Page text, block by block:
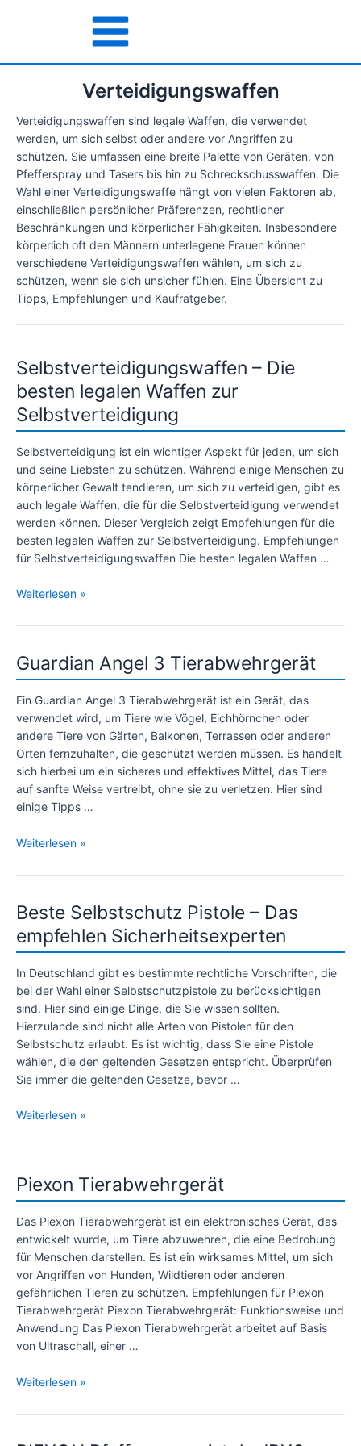
Main
Verteidigungswaffen
Verteidigungswaffen sind legale Waffen, die verwendet
werden, um sich selbst oder andere vor Angriffen zu
schützen. Sie umfassen eine breite Palette von Geräten, von
Pfefferspray und Tasers bis hin zu Schreckschusswaffen. Die
Wahl einer Verteidigungswaffe hängt von vielen Faktoren ab,
einschließlich persönlicher Präferenzen, rechtlicher
Beschränkungen und körperlicher Fähigkeiten. Insbesondere
körperlich oft den Männern unterlegene Frauen können
verschiedene Verteidigungswaffen wählen, um sich zu
schützen, wenn sie sich unsicher fühlen. Eine Übersicht zu
Tipps, Empfehlungen und Kaufratgeber.
Selbstverteidigungswaffen – Die
besten legalen Waffen zur
Selbstverteidigung
Selbstverteidigung ist ein wichtiger Aspekt für jeden, um sich
und seine Liebsten zu schützen. Während einige Menschen zu
körperlicher Gewalt tendieren, um sich zu verteidigen, gibt es
auch legale Waffen, die für die Selbstverteidigung verwendet
werden können. Dieser Vergleich zeigt Empfehlungen für die
besten legalen Waffen zur Selbstverteidigung. Empfehlungen
für Selbstverteidigungswaffen Die besten legalen Waffen …
Selbstverteidigungswaffen
Die
legalen
Waffen
zur
Selbstverteidigung
Weiterlesen »
Guardian Angel 3 Tierabwehrgerät
Ein Guardian Angel 3 Tierabwehrgerät ist ein Gerät, das
verwendet wird, um Tiere wie Vögel, Eichhörnchen oder
andere Tiere von Gärten, Balkonen, Terrassen oder anderen
Orten fernzuhalten, die geschützt werden müssen. Es handelt
sich hierbei um ein sicheres und effektives Mittel, das Tiere
auf sanfte Weise vertreibt, ohne sie zu verletzen. Hier sind
einige Tipps …
Guardian
3
Weiterlesen »
Beste Selbstschutz Pistole – Das
empfehlen Sicherheitsexperten
In Deutschland gibt es bestimmte rechtliche Vorschriften, die
bei der Wahl einer Selbstschutzpistole zu berücksichtigen
sind. Hier sind einige Dinge, die Sie wissen sollten.
Hierzulande sind nicht alle Arten von Pistolen für den
Selbstschutz erlaubt. Es ist wichtig, dass Sie eine Pistole
wählen, die den geltenden Gesetzen entspricht. Überprüfen
Sie immer die geltenden Gesetze, bevor …
Beste
Pistole
Das
empfehlen
Sicherheitsexperten
Weiterlesen »
Piexon Tierabwehrgerät
Das Piexon Tierabwehrgerät ist ein elektronisches Gerät, das
entwickelt wurde, um Tiere abzuwehren, die eine Bedrohung
für Menschen darstellen. Es ist ein wirksames Mittel, um sich
vor Angriffen von Hunden, Wildtieren oder anderen
gefährlichen Tieren zu schützen. Empfehlungen für Piexon
Tierabwehrgerät Piexon Tierabwehrgerät: Funktionsweise und
Anwendung Das Piexon Tierabwehrgerät arbeitet auf Basis
von Ultraschall, einer …
Piexon
Weiterlesen »